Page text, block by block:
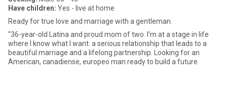
Have children: Yes - live at home
Ready for true love and marriage with a gentleman.
"36-year-old Latina and proud mom of two. I’m at a stage in life
where I know what I want: a serious relationship that leads to a
beautiful marriage and a lifelong partnership. Looking for an
American, canadiense, europeo man ready to build a future